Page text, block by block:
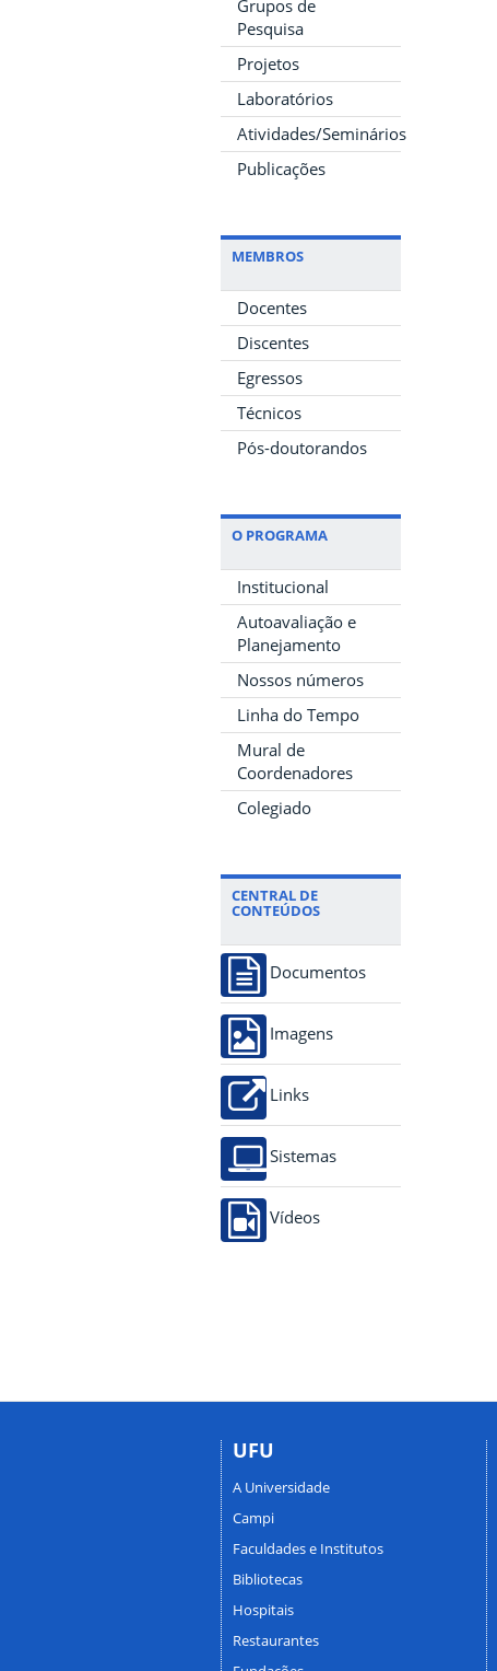
Grupos de
Pesquisa
Projetos
Laboratórios
Atividades/Seminários
Publicações
MEMBROS
Docentes
Discentes
Egressos
Técnicos
Pós-doutorandos
O PROGRAMA
Institucional
Autoavaliação e
Planejamento
Nossos números
Linha do Tempo
Mural de
Coordenadores
Colegiado
CENTRAL DE
CONTEÚDOS
Documentos
Imagens
Links
Sistemas
Vídeos
UFU
A Universidade
Campi
Faculdades e Institutos
Bibliotecas
Hospitais
Restaurantes